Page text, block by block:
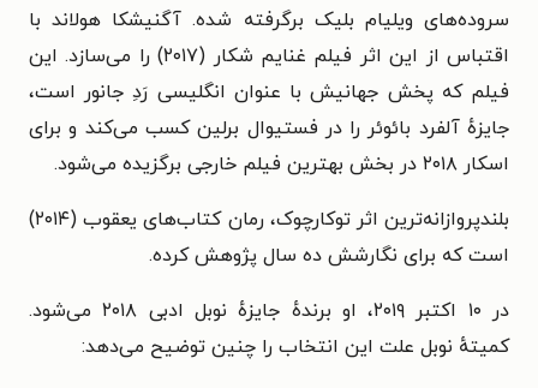
سروده‌های ویلیام بلیک برگرفته شده. آگنیشکا هولاند با
اقتباس از این اثر فیلم غنایم شکار (۲۰۱۷) را می‌سازد. این
فیلم که پخش جهانیش با عنوان انگلیسی رَدِ جانور است،
جایزهٔ آلفرد بائوئر را در فستیوال برلین کسب می‌کند و برای
اسکار ۲۰۱۸ در بخش بهترین فیلم خارجی برگزیده می‌شود.
بلندپروازانه‌ترین اثر توکارچوک، رمان کتاب‌های یعقوب (۲۰۱۴)
است که برای نگارشش ده سال پژوهش کرده.
در ۱۰ اکتبر ۲۰۱۹، او برندهٔ جایزهٔ نوبل ادبی ۲۰۱۸ می‌شود.
کمیتهٔ نوبل علت این انتخاب را چنین توضیح می‌دهد: